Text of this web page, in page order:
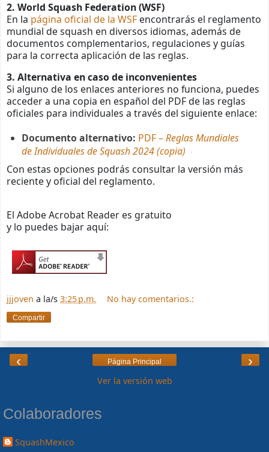
2. World Squash Federation (WSF)
En la página oficial de la WSF encontrarás el reglamento
mundial de squash en diversos idiomas, además de
documentos complementarios, regulaciones y guías
para la correcta aplicación de las reglas.
3. Alternativa en caso de inconvenientes
Si alguno de los enlaces anteriores no funciona, puedes
acceder a una copia en español del PDF de las reglas
oficiales para individuales a través del siguiente enlace:
Documento alternativo: PDF –Reglas Mundiales
de Individuales de Squash 2024 (copia)
Con estas opciones podrás consultar la versión más
reciente y oficial del reglamento.
El Adobe Acrobat Reader es gratuito
y lo puedes bajar aquí:
jjjoven a la/s 3:25 p.m. No hay comentarios.:
Compartir
‹ ›
Página Principal
Ver la versión web
Colaboradores
SquashMexico